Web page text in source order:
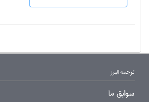
ترجمه البرز
سوابق ما